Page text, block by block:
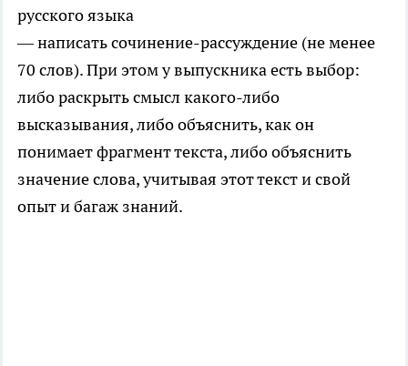
русского языка
— написать сочинение-рассуждение (не менее
70 слов). При этом у выпускника есть выбор:
либо раскрыть смысл какого-либо
высказывания, либо объяснить, как он
понимает фрагмент текста, либо объяснить
значение слова, учитывая этот текст и свой
опыт и багаж знаний.